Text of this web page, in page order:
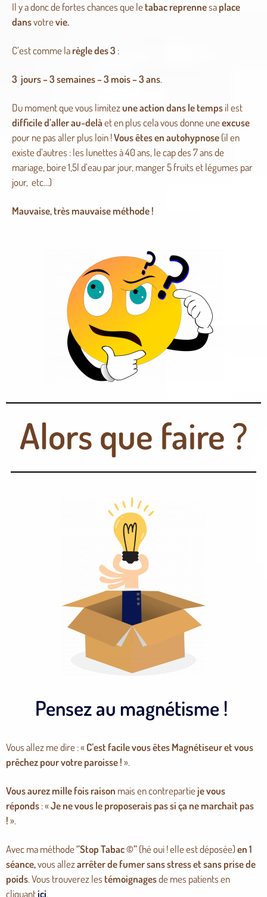
Il y a donc de fortes chances que letabac reprennesaplace
dansvotrevie.
C’est comme larègledes 3 :
3 jours –3 semaines –3 mois –3 ans.
Du moment que vous limitezune action dans le tempsil est
difficile d’aller au-delàet en plus cela vous donne uneexcuse
pour ne pas aller plus loin !Vous êtes en autohypnose(il en
existe d’autres : les lunettes à 40 ans, le cap des 7 ans de
mariage, boire 1,5l d’eau par jour, manger 5 fruits et légumes par
jour, etc…)
Mauvaise, très mauvaise méthode !
Alors que faire ?
Pensez au magnétisme !
Vous allez me dire : «C’est facile vous êtes Magnétiseur et vous
prêchez pour votre paroisse !».
Vousaurez mille fois raison mais en contrepartieje vous
réponds: «Je ne vous le proposerais pas si ça ne marchait pas
!».
Avec ma méthode‘’Stop Tabac ©’’(hé oui ! elle est déposée)en 1
séance,vous allezarrêter de fumer sans stress et sans prise de
poids. Vous trouverez lestémoignagesde mes patients en
cliquantici.